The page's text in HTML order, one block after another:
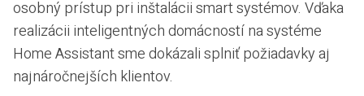
osobný prístup pri inštalácii smart systémov. Vďaka
realizácii inteligentných domácností na systéme
Home Assistant sme dokázali splniť požiadavky aj
najnáročnejších klientov.